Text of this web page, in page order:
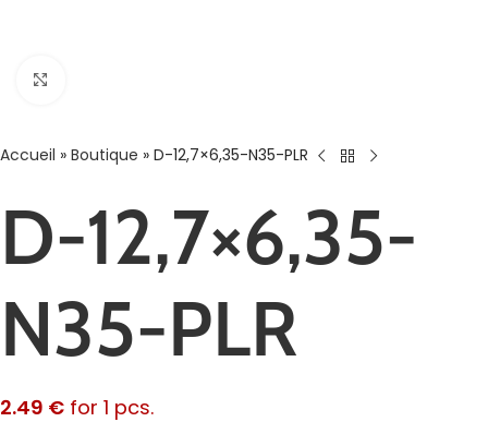
Accueil » Boutique » D-12,7×6,35-N35-PLR
D-12,7×6,35-
N35-PLR
2.49 € for 1 pcs.